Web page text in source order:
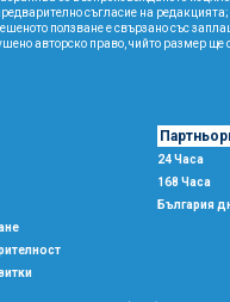
съгласие на
ползване е свързано със
авторско право, чийто размер ще
24 Часа
168 Часа
България